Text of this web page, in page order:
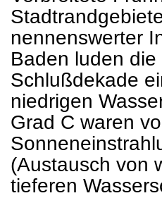
nennenswerter
Baden luden
Schlußdekade
niedrigen
Grad C waren
(Austausch von
tieferen